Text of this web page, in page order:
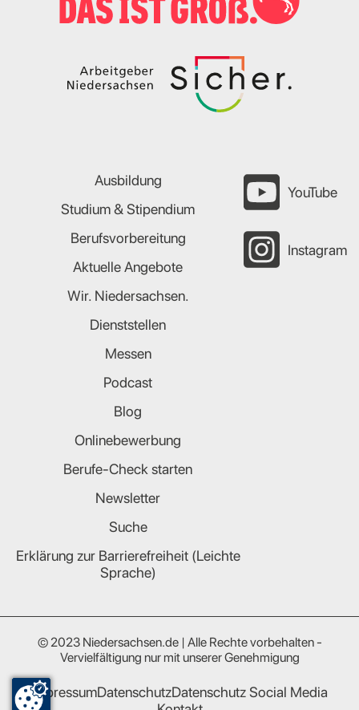
Ausbildung
Studium & Stipendium
Berufsvorbereitung
Aktuelle Angebote
Wir. Niedersachsen.
Dienststellen
Messen
Podcast
Blog
Onlinebewerbung
Berufe-Check starten
Newsletter
Suche
Erklärung zur Barrierefreiheit (Leichte
Sprache)
YouTube
Instagram
© 2023 Niedersachsen.de | Alle Rechte vorbehalten -
Vervielfältigung nur mit unserer Genehmigung
ImpressumDatenschutzDatenschutz Social Media